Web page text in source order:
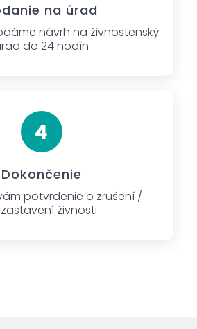
na úrad
návrh na živnostenský
do 24 hodín
Dokončenie
potvrdenie o zrušení /
živnosti